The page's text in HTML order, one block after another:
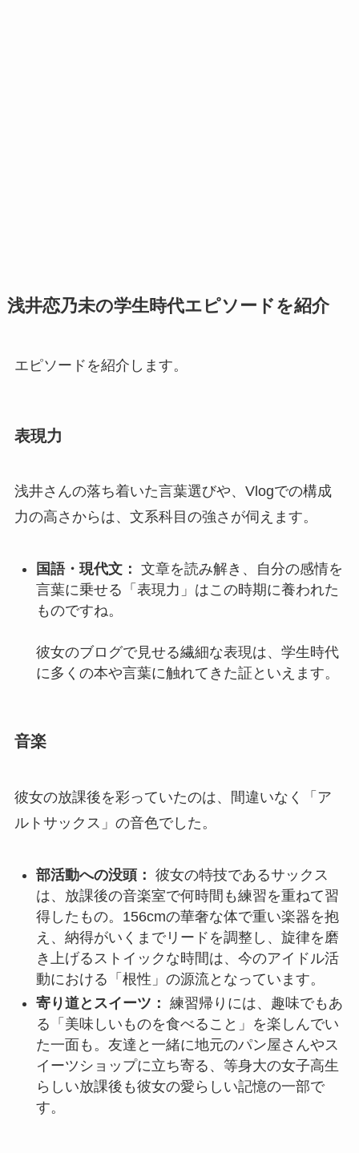
浅井恋乃未の学生時代エピソードを紹介
エピソードを紹介します。
表現力
浅井さんの落ち着いた言葉選びや、Vlogでの構成
力の高さからは、文系科目の強さが伺えます。
国語・現代文： 文章を読み解き、自分の感情を
言葉に乗せる「表現力」はこの時期に養われた
ものですね。
彼女のブログで見せる繊細な表現は、学生時代
に多くの本や言葉に触れてきた証といえます。
音楽
彼女の放課後を彩っていたのは、間違いなく「ア
ルトサックス」の音色でした。
部活動への没頭： 彼女の特技であるサックス
は、放課後の音楽室で何時間も練習を重ねて習
得したもの。156cmの華奢な体で重い楽器を抱
え、納得がいくまでリードを調整し、旋律を磨
き上げるストイックな時間は、今のアイドル活
動における「根性」の源流となっています。
寄り道とスイーツ： 練習帰りには、趣味でもあ
る「美味しいものを食べること」を楽しんでい
た一面も。友達と一緒に地元のパン屋さんやス
イーツショップに立ち寄る、等身大の女子高生
らしい放課後も彼女の愛らしい記憶の一部で
す。